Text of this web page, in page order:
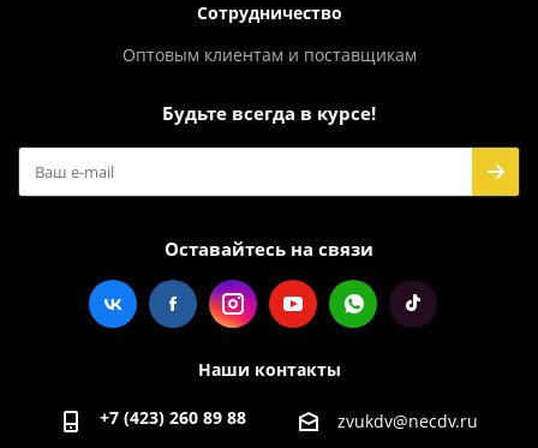
Сотрудничество
Оптовым клиентам и поставщикам
Будьте всегда в курсе!
Оставайтесь на связи
Наши контакты
+7 (423) 260 89 88 zvukdv@necdv.ru